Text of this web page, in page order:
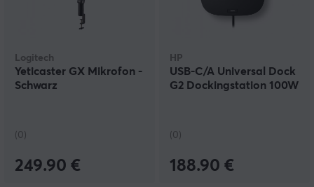
Logitech
Yeticaster GX Mikrofon -
Schwarz
(0)
249.90 €
HP
USB-C/A Universal Dock
G2 Dockingstation 100W
(0)
188.90 €